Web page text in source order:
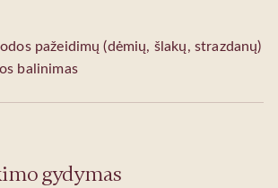
pažeidimų (dėmių, šlakų, strazdanų)
balinimas
gydymas